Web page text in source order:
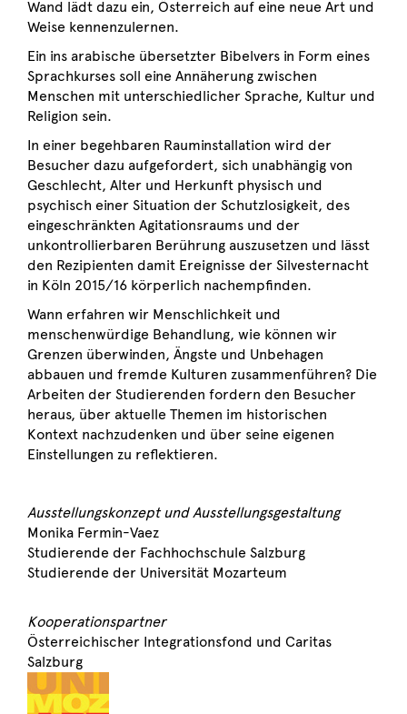
Wand lädt dazu ein, Österreich auf eine neue Art und
Weise kennenzulernen.
Ein ins arabische übersetzter Bibelvers in Form eines
Sprachkurses soll eine Annäherung zwischen
Menschen mit unterschiedlicher Sprache, Kultur und
Religion sein.
In einer begehbaren Rauminstallation wird der
Besucher dazu aufgefordert, sich unabhängig von
Geschlecht, Alter und Herkunft physisch und
psychisch einer Situation der Schutzlosigkeit, des
eingeschränkten Agitationsraums und der
unkontrollierbaren Berührung auszusetzen und lässt
den Rezipienten damit Ereignisse der Silvesternacht
in Köln 2015/16 körperlich nachempfinden.
Wann erfahren wir Menschlichkeit und
menschenwürdige Behandlung, wie können wir
Grenzen überwinden, Ängste und Unbehagen
abbauen und fremde Kulturen zusammenführen? Die
Arbeiten der Studierenden fordern den Besucher
heraus, über aktuelle Themen im historischen
Kontext nachzudenken und über seine eigenen
Einstellungen zu reflektieren.
Ausstellungskonzept und Ausstellungsgestaltung
Monika Fermin-Vaez
Studierende der Fachhochschule Salzburg
Studierende der Universität Mozarteum
Kooperationspartner
Österreichischer Integrationsfond und Caritas
Salzburg